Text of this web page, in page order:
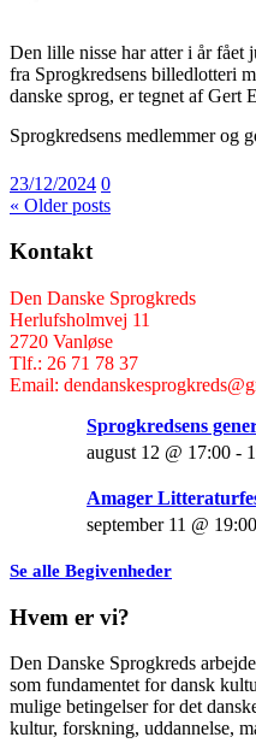
Den lille nisse har atter i år fået
fra Sprogkredsens billedlotteri
danske sprog, er tegnet af Gert
Sprogkredsens medlemmer og
23/12/2024 0
« Older posts
Kontakt
Den Danske Sprogkreds
Herlufsholmvej 11
2720 Vanløse
Tlf.: 26 71 78 37
Email:
Sprogkredsens
august 12 @ 17:00 -
Amager
september 11 @ 19:00
Se alle Begivenheder
Hvem er vi?
Den Danske Sprogkreds
som fundamentet for dansk
mulige betingelser for det
kultur, forskning, uddannelse,